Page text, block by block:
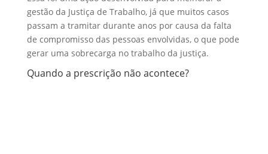
gestão da Justiça de Trabalho, já que muitos casos
passam a tramitar durante anos por causa da falta
de compromisso das pessoas envolvidas, o que pode
gerar uma sobrecarga no trabalho da justiça.
Quando a prescrição não acontece?